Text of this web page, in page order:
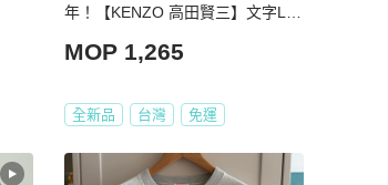
年！【KENZO 高田賢三】文字LO
MOP 1,265
全新品 台灣 免運